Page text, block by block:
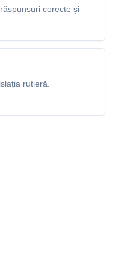
corecte și
rutieră.